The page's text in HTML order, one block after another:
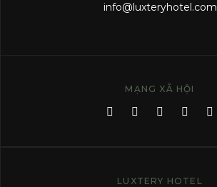
info@luxteryhotel.com
MẠNG XÃ HỘI
LUXTERY HOTEL